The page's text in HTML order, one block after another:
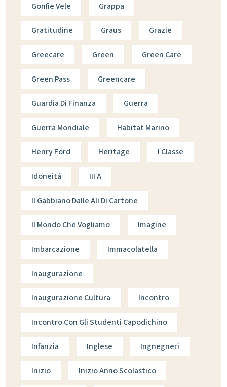
Gonfie Vele Grappa
Gratitudine Graus Grazie
Greecare Green Green Care
Green Pass Greencare
Guardia Di Finanza Guerra
Guerra Mondiale Habitat Marino
Henry Ford Heritage I Classe
Idoneità III A
Il Gabbiano Dalle Ali Di Cartone
Il Mondo Che Vogliamo Imagine
Imbarcazione Immacolatella
Inaugurazione
Inaugurazione Cultura Incontro
Incontro Con Gli Studenti Capodichino
Infanzia Inglese Ingnegneri
Inizio Inizio Anno Scolastico